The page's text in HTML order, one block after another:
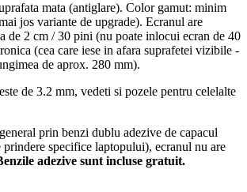
mata (antiglare). Color gamut: minim
jos variante de upgrade). Ecranul are
de 2 cm / 30 pini (nu poate inlocui ecran de 40
(cea care iese in afara suprafetei vizibile -
de aprox. 280 mm).
de 3.2 mm, vedeti si pozele pentru celelalte
prin benzi dublu adezive de capacul
prindere specifice laptopului), ecranul nu are
adezive sunt incluse gratuit.